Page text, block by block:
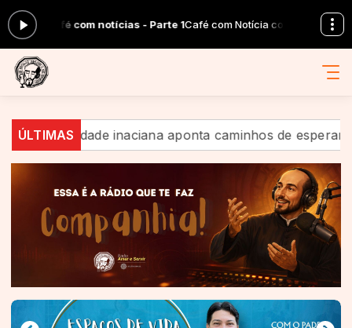
com notícias - Parte 1Café com Notícia com Parceiros Rádio Amar
ÚLTIMAS
inaciana aponta caminhos de esperança em meio